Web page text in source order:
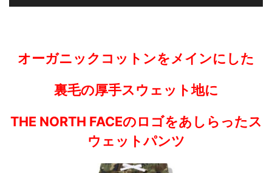
オーガニックコットンをメインにした
裏毛の厚手スウェット地に
THE NORTH FACEのロゴをあしらったス
ウェットパンツ